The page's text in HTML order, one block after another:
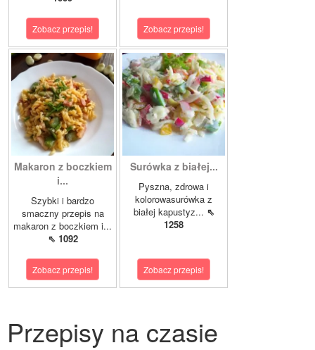
Zobacz przepis! Zobacz przepis!
Makaron z boczkiem
i...
Szybki i bardzo
smaczny przepis na
makaron z boczkiem i...
⇖ 1092
Zobacz przepis!
Surówka z białej...
Pyszna, zdrowa i
kolorowasurówka z
białej kapustyz... ⇖
1258
Zobacz przepis!
Przepisy na czasie